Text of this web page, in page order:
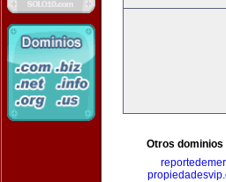
Otros dominios